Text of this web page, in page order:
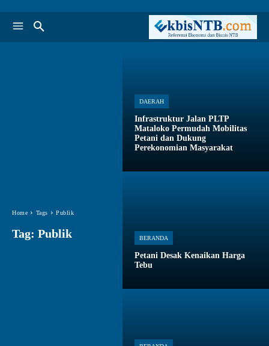
Home Tags Publik
Tag: Publik
DAERAH
Infrastruktur Jalan PLTP
Mataloko Permudah Mobilitas
Petani dan Dukung
Perekonomian Masyarakat
BERANDA
Petani Desak Kenaikan Harga
Tebu